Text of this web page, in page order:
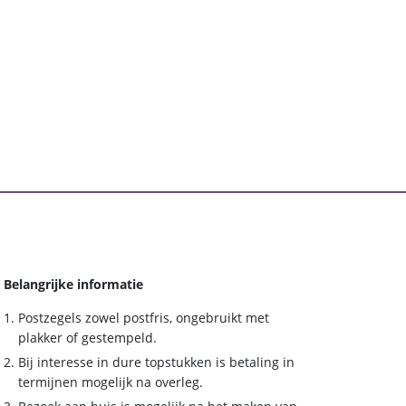
Belangrijke informatie
Postzegels zowel postfris, ongebruikt met
plakker of gestempeld.
Bij interesse in dure topstukken is betaling in
termijnen mogelijk na overleg.